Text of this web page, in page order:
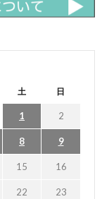
土 日
1 2
8 9
15 16
22 23